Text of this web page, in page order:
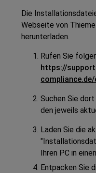
Die
Webseite von
herunterladen.
Rufen Sie
https://
Suchen Sie
den jeweils
Laden Sie die
Ihren PC in
Entpacken Sie